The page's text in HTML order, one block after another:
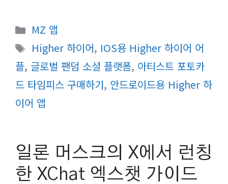
카
테
리
MZ 앱
태
그
Higher 하이어, IOS용 Higher 하이어 어
플, 글로벌 팬덤 소셜 플랫폼, 아티스트 포토카
드 타임피스 구매하기, 안드로이드용 Higher 하
이어 앱
일론 머스크의 X에서 런칭
한 XChat 엑스챗 가이드